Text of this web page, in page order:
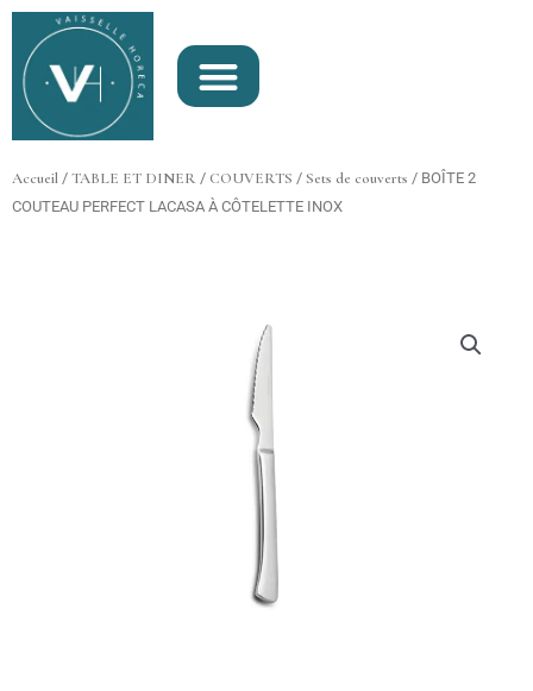
Aller
contenu
Accueil / TABLE ET DINER / COUVERTS / Sets de couverts / BOÎTE 2
COUTEAU PERFECT LACASA À CÔTELETTE INOX